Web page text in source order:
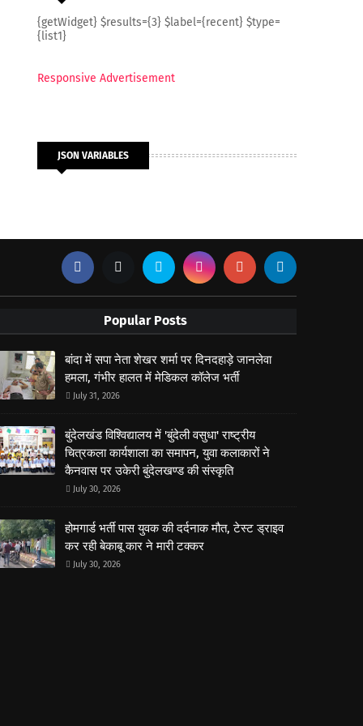
{getWidget} $results={3} $label={recent} $type=
{list1}
Responsive Advertisement
JSON VARIABLES
Popular Posts
बांदा में सपा नेता शेखर शर्मा पर दिनदहाड़े जानलेवा
हमला, गंभीर हालत में मेडिकल कॉलेज भर्ती
July 31, 2026
बुंदेलखंड विश्विद्यालय में 'बुंदेली वसुधा' राष्ट्रीय
चित्रकला कार्यशाला का समापन, युवा कलाकारों ने
कैनवास पर उकेरी बुंदेलखण्ड की संस्कृति
July 30, 2026
होमगार्ड भर्ती पास युवक की दर्दनाक मौत, टेस्ट ड्राइव
कर रही बेकाबू कार ने मारी टक्कर
July 30, 2026